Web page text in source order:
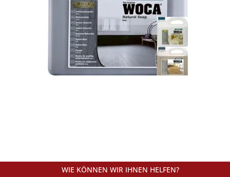
WIE KÖNNEN WIR IHNEN HELFEN?